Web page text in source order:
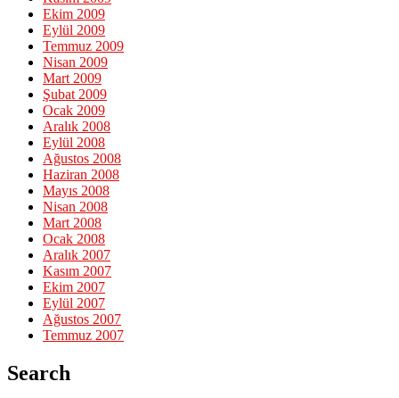
Ekim 2009
Eylül 2009
Temmuz 2009
Nisan 2009
Mart 2009
Şubat 2009
Ocak 2009
Aralık 2008
Eylül 2008
Ağustos 2008
Haziran 2008
Mayıs 2008
Nisan 2008
Mart 2008
Ocak 2008
Aralık 2007
Kasım 2007
Ekim 2007
Eylül 2007
Ağustos 2007
Temmuz 2007
Search